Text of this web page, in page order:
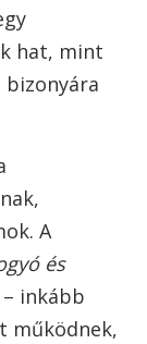
hat, mint
bizonyára
A
és
inkább
működnek,